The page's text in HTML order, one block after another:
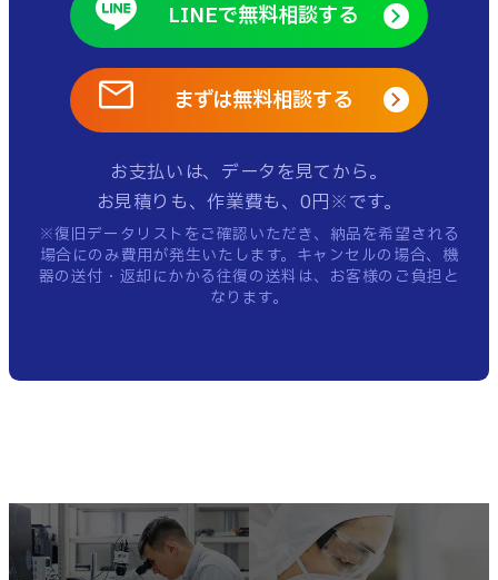
LINEで無料相談する
まずは無料相談する
お支払いは、データを見てから。
お見積りも、作業費も、0円※です。
※復旧データリストをご確認いただき、納品を希望される
場合にのみ費用が発生いたします。 キャンセルの場合、機
器の送付・返却にかかる往復の送料は、お客様のご負担と
なります。